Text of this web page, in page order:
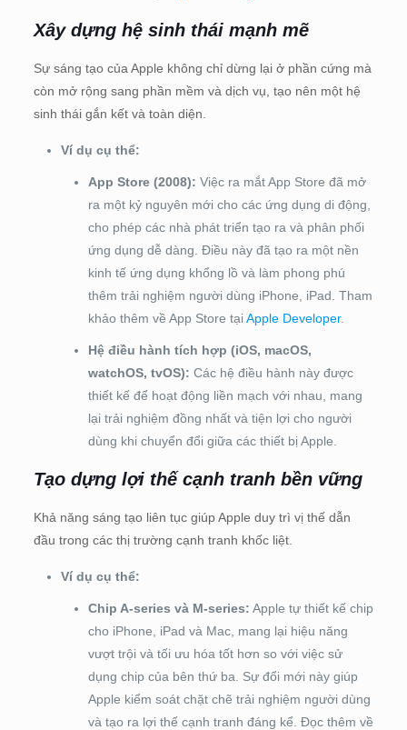
Xây dựng hệ sinh thái mạnh mẽ
Sự sáng tạo của Apple không chỉ dừng lại ở phần cứng mà
còn mở rộng sang phần mềm và dịch vụ, tạo nên một hệ
sinh thái gắn kết và toàn diện.
Ví dụ cụ thể:
App Store (2008): Việc ra mắt App Store đã mở
ra một kỷ nguyên mới cho các ứng dụng di động,
cho phép các nhà phát triển tạo ra và phân phối
ứng dụng dễ dàng. Điều này đã tạo ra một nền
kinh tế ứng dụng khổng lồ và làm phong phú
thêm trải nghiệm người dùng iPhone, iPad. Tham
khảo thêm về App Store tạiApple Developer.
Hệ điều hành tích hợp (iOS, macOS,
watchOS, tvOS): Các hệ điều hành này được
thiết kế để hoạt động liền mạch với nhau, mang
lại trải nghiệm đồng nhất và tiện lợi cho người
dùng khi chuyển đổi giữa các thiết bị Apple.
Tạo dựng lợi thế cạnh tranh bền vững
Khả năng sáng tạo liên tục giúp Apple duy trì vị thế dẫn
đầu trong các thị trường cạnh tranh khốc liệt.
Ví dụ cụ thể:
Chip A-series và M-series: Apple tự thiết kế chip
cho iPhone, iPad và Mac, mang lại hiệu năng
vượt trội và tối ưu hóa tốt hơn so với việc sử
dụng chip của bên thứ ba. Sự đổi mới này giúp
Apple kiểm soát chặt chẽ trải nghiệm người dùng
và tạo ra lợi thế cạnh tranh đáng kể. Đọc thêm về